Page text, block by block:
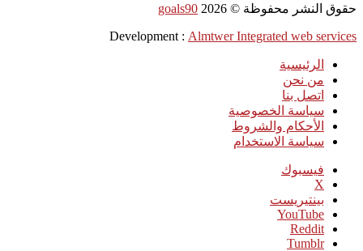
حقوق النشر محفوظة © goals90 2026
Development : Almtwer Integrated web services
الرئيسية
من نحن
اتصل بنا
سياسة الخصوصية
الأحكام والشروط
سياسة الاستخدام
فيسبوك
‫X
بينتيريست
‫YouTube